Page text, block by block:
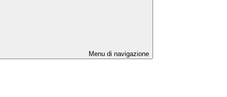
Menu di navigazione